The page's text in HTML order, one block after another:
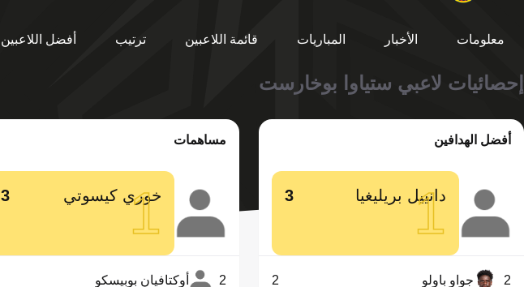
معلومات الأخبار المباريات قائمة اللاعبين ترتيب أفضل اللاعبين
إحصائيات لاعبي ستياوا بوخارست
أفضل الهدافين
1
دانييل بريليغيا 3
2 جواو باولو 2
مساهمات
1
خوري كيسوتي 3
2 أوكتافيان بوبيسكو